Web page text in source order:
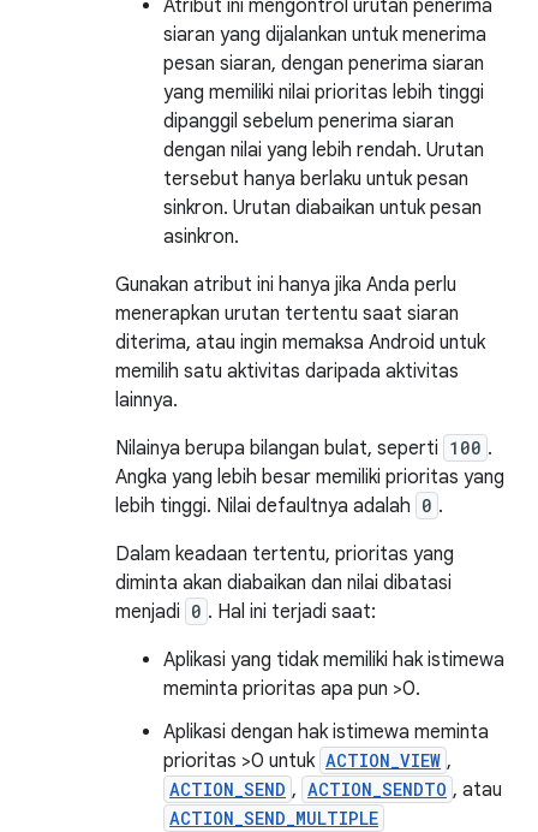
Atribut ini mengontrol urutan penerima
siaran yang dijalankan untuk menerima
pesan siaran, dengan penerima siaran
yang memiliki nilai prioritas lebih tinggi
dipanggil sebelum penerima siaran
dengan nilai yang lebih rendah. Urutan
tersebut hanya berlaku untuk pesan
sinkron. Urutan diabaikan untuk pesan
asinkron.
Gunakan atribut ini hanya jika Anda perlu
menerapkan urutan tertentu saat siaran
diterima, atau ingin memaksa Android untuk
memilih satu aktivitas daripada aktivitas
lainnya.
Nilainya berupa bilangan bulat, seperti 100 .
Angka yang lebih besar memiliki prioritas yang
lebih tinggi. Nilai defaultnya adalah 0 .
Dalam keadaan tertentu, prioritas yang
diminta akan diabaikan dan nilai dibatasi
menjadi 0 . Hal ini terjadi saat:
Aplikasi yang tidak memiliki hak istimewa
meminta prioritas apa pun >0.
Aplikasi dengan hak istimewa meminta
prioritas >0 untuk ACTION_VIEW ,
ACTION_SEND , ACTION_SENDTO , atau
ACTION_SEND_MULTIPLE